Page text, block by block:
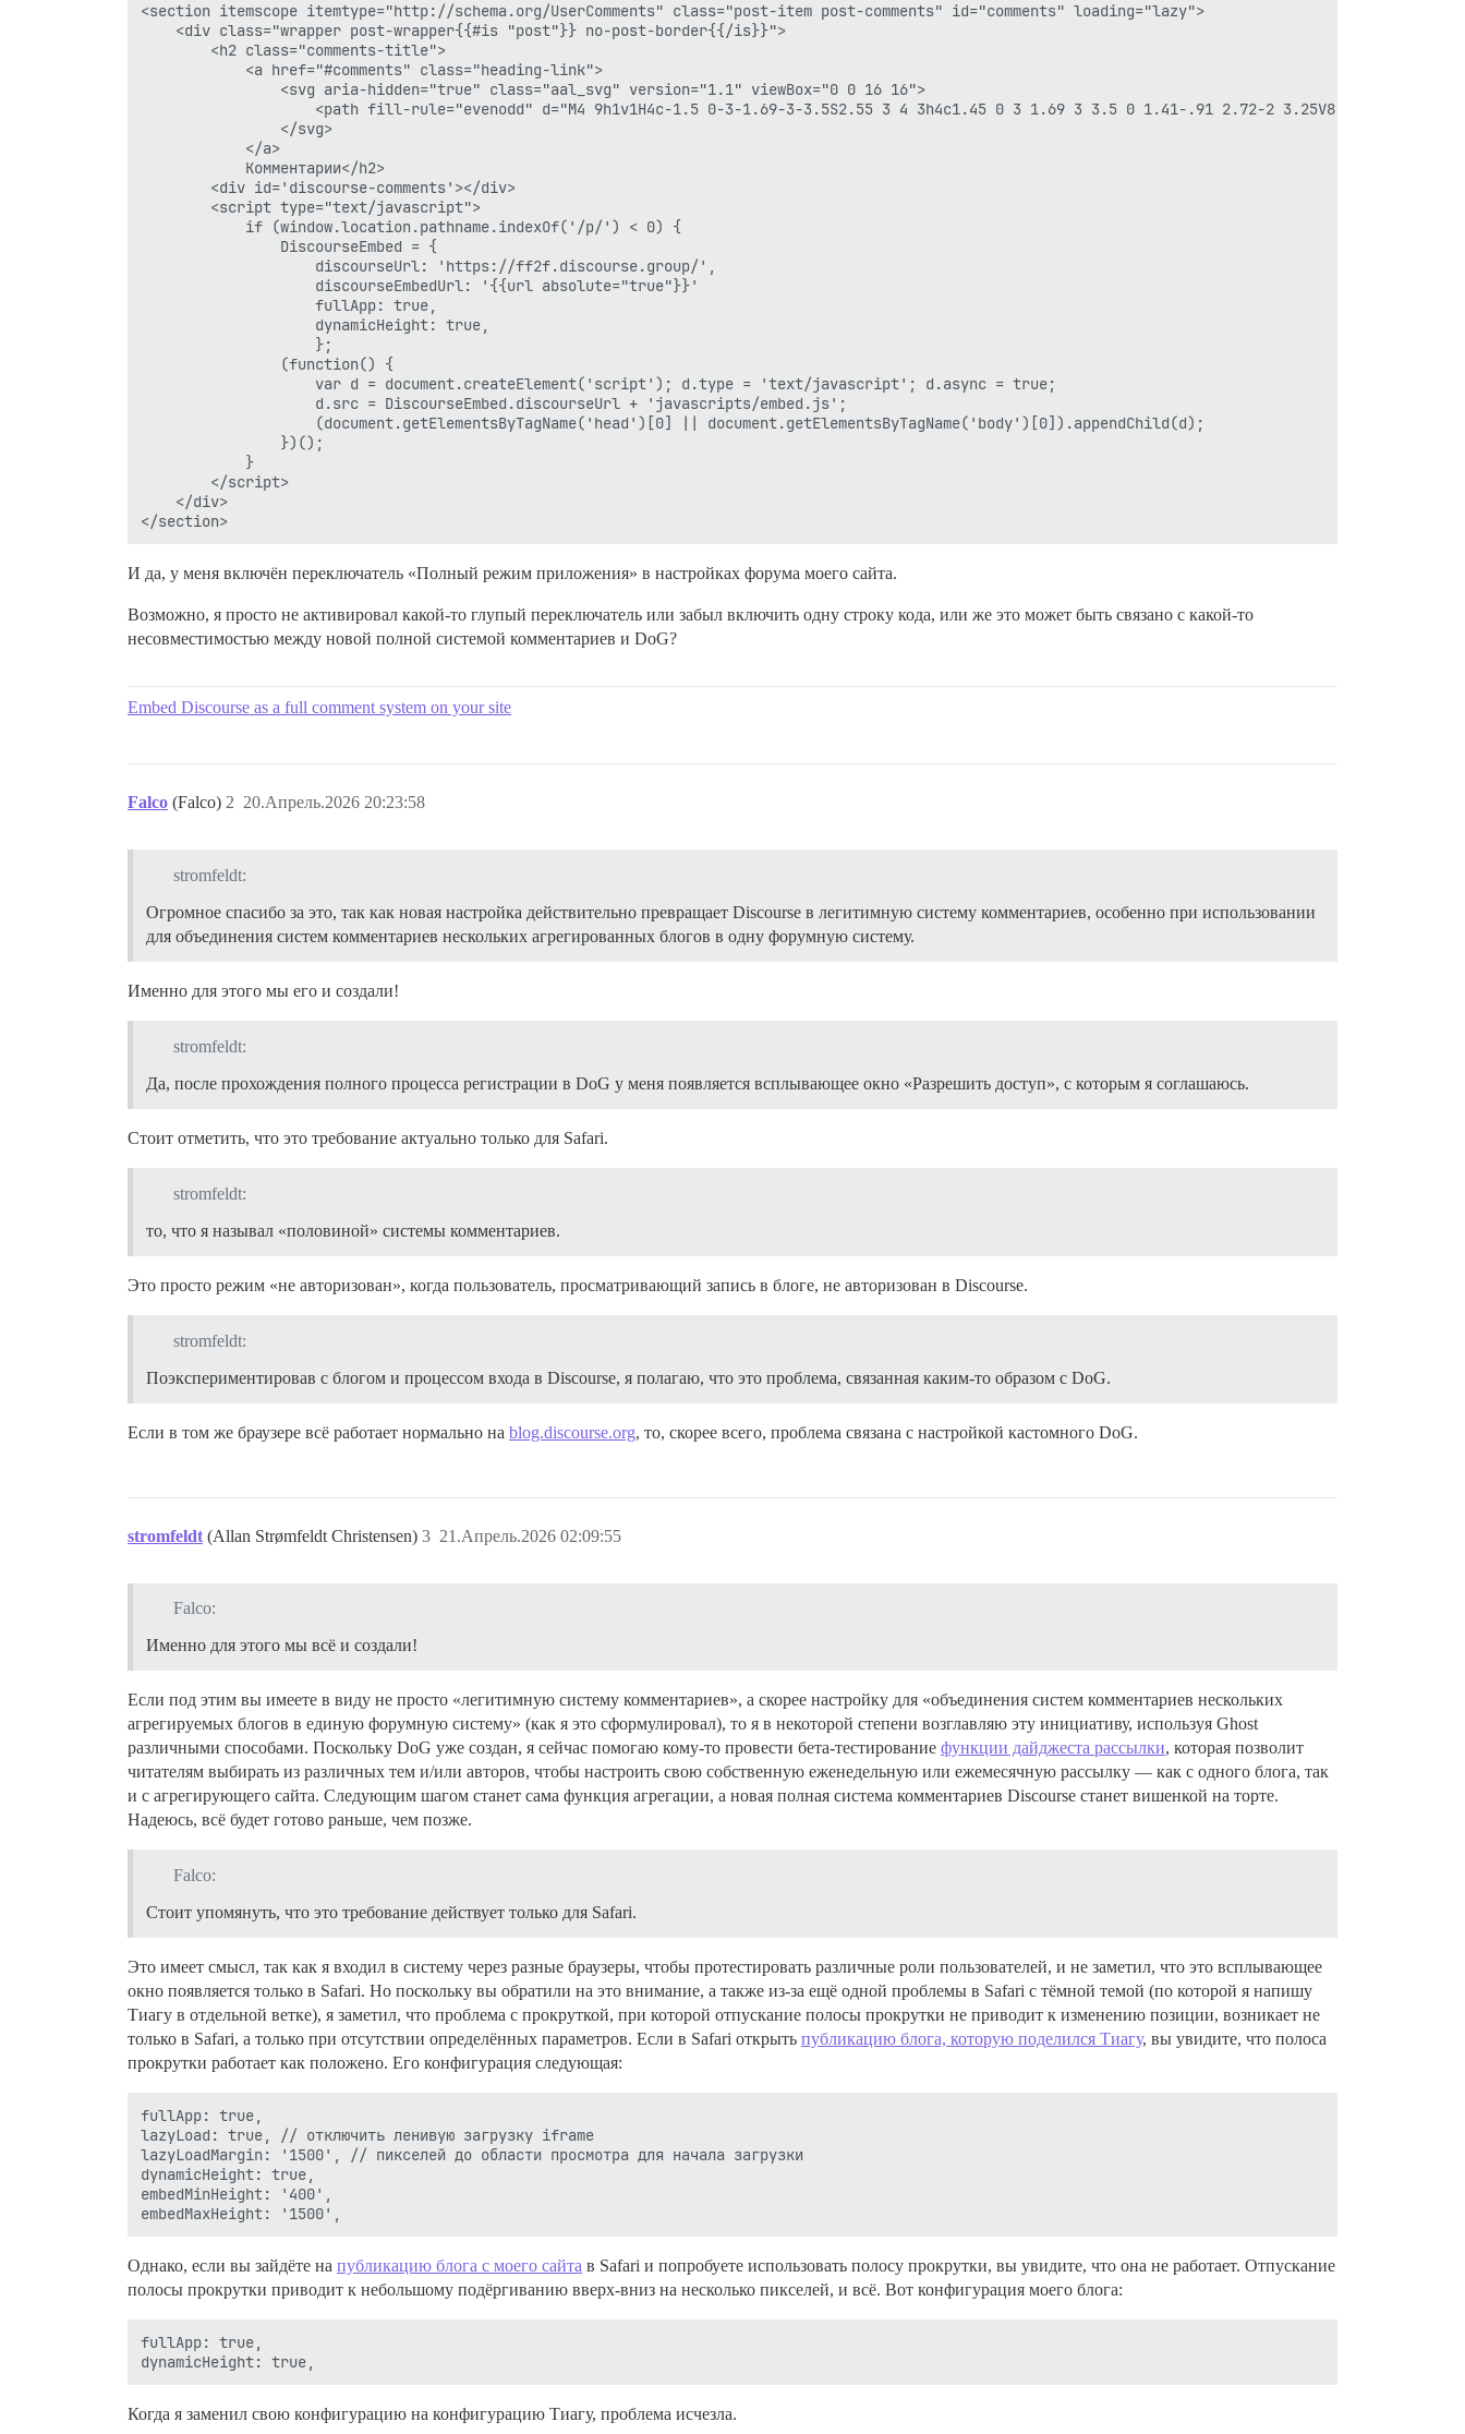
<section itemscope itemtype="http://schema.org/UserComments" class="post-item post-comments" id="comments" loading="lazy">
    <div class="wrapper post-wrapper{{#is "post"}} no-post-border{{/is}}">
        <h2 class="comments-title">
            <a href="#comments" class="heading-link">
                <svg aria-hidden="true" class="aal_svg" version="1.1" viewBox="0 0 16 16">
<path fill-rule="evenodd" d="M4 9h1v1H4c-1.5 0-3-1.69-3-3.5S2.55 3 4 3h4c1.45 0 3 1.69 3 3.5 0 1.41-.91 2.72-2 3.25V8.59c.58-
                </svg>
            </a>
            Комментарии</h2>
        <div id='discourse-comments'></div>
        <script type="text/javascript">
            if (window.location.pathname.indexOf('/p/') < 0) {
                DiscourseEmbed = {
                    discourseUrl: 'https://ff2f.discourse.group/',
                    discourseEmbedUrl: '{{url absolute="true"}}'
                    fullApp: true,
                    dynamicHeight: true,
                    };
                (function() {
                    var d = document.createElement('script'); d.type = 'text/javascript'; d.async = true;
                    d.src = DiscourseEmbed.discourseUrl + 'javascripts/embed.js';
                    (document.getElementsByTagName('head')[0] || document.getElementsByTagName('body')[0]).appendChild(d);
                })();
            }
        </script>
    </div>
И да, у меня включён переключатель «Полный режим приложения» в настройках форума моего сайта.
Возможно, я просто не активировал какой-то глупый переключатель или забыл включить одну строку кода, или же это может быть связано с какой-то
несовместимостью между новой полной системой комментариев и DoG?
Embed Discourse as a full comment system on your site
Falco (Falco) 20.Апрель.2026 20:23:58
2
stromfeldt:
Огромное спасибо за это, так как новая настройка действительно превращает Discourse в легитимную систему комментариев, особенно при использовании
для объединения систем комментариев нескольких агрегированных блогов в одну форумную систему.
Именно для этого мы его и создали!
stromfeldt:
Да, после прохождения полного процесса регистрации в DoG у меня появляется всплывающее окно «Разрешить доступ», с которым я соглашаюсь.
Стоит отметить, что это требование актуально только для Safari.
stromfeldt:
то, что я называл «половиной» системы комментариев.
Это просто режим «не авторизован», когда пользователь, просматривающий запись в блоге, не авторизован в Discourse.
stromfeldt:
Поэкспериментировав с блогом и процессом входа в Discourse, я полагаю, что это проблема, связанная каким-то образом с DoG.
Если в том же браузере всё работает нормально на blog.discourse.org, то, скорее всего, проблема связана с настройкой кастомного DoG.
stromfeldt (Allan Strømfeldt Christensen) 21.Апрель.2026 02:09:55
3
Falco:
Именно для этого мы всё и создали!
Если под этим вы имеете в виду не просто «легитимную систему комментариев», а скорее настройку для «объединения систем комментариев нескольких
агрегируемых блогов в единую форумную систему» (как я это сформулировал), то я в некоторой степени возглавляю эту инициативу, используя Ghost
различными способами. Поскольку DoG уже создан, я сейчас помогаю кому-то провести бета-тестирование функции дайджеста рассылки, которая позволит
читателям выбирать из различных тем и/или авторов, чтобы настроить свою собственную еженедельную или ежемесячную рассылку — как с одного блога, так
и с агрегирующего сайта. Следующим шагом станет сама функция агрегации, а новая полная система комментариев Discourse станет вишенкой на торте.
Надеюсь, всё будет готово раньше, чем позже.
Falco:
Стоит упомянуть, что это требование действует только для Safari.
Это имеет смысл, так как я входил в систему через разные браузеры, чтобы протестировать различные роли пользователей, и не заметил, что это всплывающее
окно появляется только в Safari. Но поскольку вы обратили на это внимание, а также из-за ещё одной проблемы в Safari с тёмной темой (по которой я напишу
Тиагу в отдельной ветке), я заметил, что проблема с прокруткой, при которой отпускание полосы прокрутки не приводит к изменению позиции, возникает не
только в Safari, а только при отсутствии определённых параметров. Если в Safari открыть публикацию блога, которую поделился Тиагу, вы увидите, что полоса
прокрутки работает как положено. Его конфигурация следующая:
fullApp: true,
lazyLoad: true, // отключить ленивую загрузку iframe
lazyLoadMargin: '1500', // пикселей до области просмотра для начала загрузки
dynamicHeight: true,
embedMinHeight: '400',
Однако, если вы зайдёте на публикацию блога с моего сайта в Safari и попробуете использовать полосу прокрутки, вы увидите, что она не работает. Отпускание
полосы прокрутки приводит к небольшому подёргиванию вверх-вниз на несколько пикселей, и всё. Вот конфигурация моего блога:
fullApp: true,
Когда я заменил свою конфигурацию на конфигурацию Тиагу, проблема исчезла.